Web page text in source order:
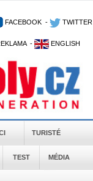
FACEBOOK - TWITTER
- ENGLISH
TURISTÉ
TEST MÉDIA